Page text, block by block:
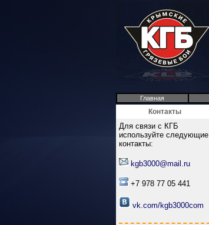
Главная
Контакты
Для связи с КГБ
используйте следующие
контакты:
kgb3000@mail.ru
+7 978 77 05 441
vk.com/kgb3000com